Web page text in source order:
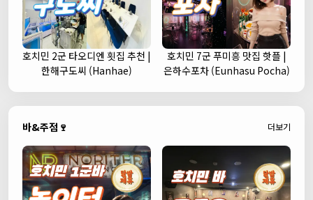
호치민 2군 타오디엔 횟집 추천 |
한해구도씨 (Hanhae)
호치민 7군 푸미흥 맛집 핫플 |
은하수포차 (Eunhasu Pocha)
바&주점🍷 더보기